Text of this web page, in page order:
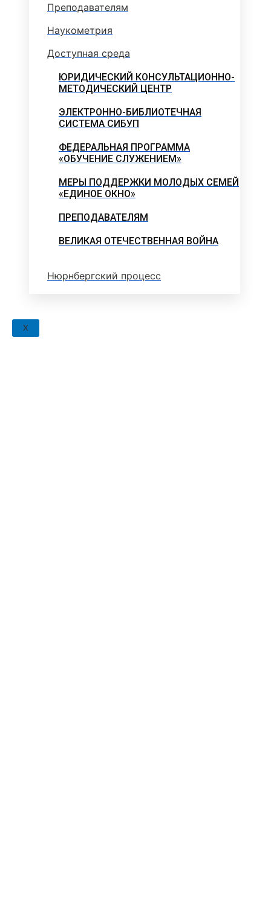
Преподавателям
Наукометрия
Доступная среда
ЮРИДИЧЕСКИЙ КОНСУЛЬТАЦИОННО-
МЕТОДИЧЕСКИЙ ЦЕНТР
ЭЛЕКТРОННО-БИБЛИОТЕЧНАЯ
СИСТЕМА СИБУП
ФЕДЕРАЛЬНАЯ ПРОГРАММА
«ОБУЧЕНИЕ СЛУЖЕНИЕМ»
МЕРЫ ПОДДЕРЖКИ МОЛОДЫХ СЕМЕЙ
«ЕДИНОЕ ОКНО»
ПРЕПОДАВАТЕЛЯМ
ВЕЛИКАЯ ОТЕЧЕСТВЕННАЯ ВОЙНА
Нюрнбергский процесс
X